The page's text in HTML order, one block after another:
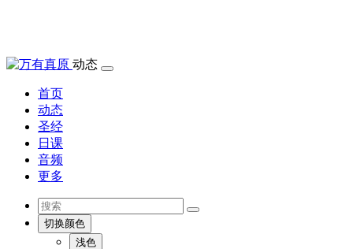
动态
首页
动态
圣经
日课
音频
更多
切换颜色
浅色